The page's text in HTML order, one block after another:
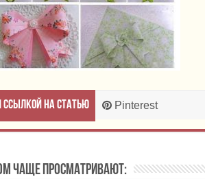
ссылкой на статью Pinterest
чаще просматривают: